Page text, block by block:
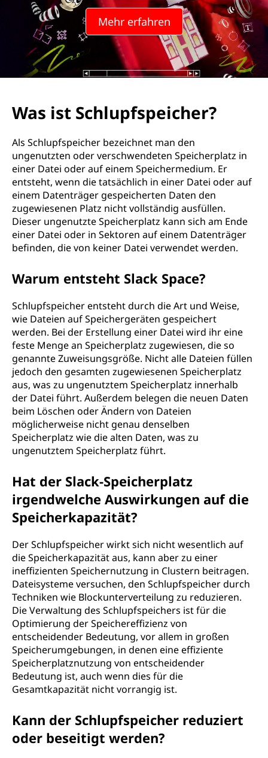
s
h
Mehr erfahren
Was ist Schlupfspeicher?
Als Schlupfspeicher bezeichnet man den
ungenutzten oder verschwendeten Speicherplatz in
einer Datei oder auf einem Speichermedium. Er
entsteht, wenn die tatsächlich in einer Datei oder auf
einem Datenträger gespeicherten Daten den
zugewiesenen Platz nicht vollständig ausfüllen.
Dieser ungenutzte Speicherplatz kann sich am Ende
einer Datei oder in Sektoren auf einem Datenträger
befinden, die von keiner Datei verwendet werden.
Warum entsteht Slack Space?
Schlupfspeicher entsteht durch die Art und Weise,
wie Dateien auf Speichergeräten gespeichert
werden. Bei der Erstellung einer Datei wird ihr eine
feste Menge an Speicherplatz zugewiesen, die so
genannte Zuweisungsgröße. Nicht alle Dateien füllen
jedoch den gesamten zugewiesenen Speicherplatz
aus, was zu ungenutztem Speicherplatz innerhalb
der Datei führt. Außerdem belegen die neuen Daten
beim Löschen oder Ändern von Dateien
möglicherweise nicht genau denselben
Speicherplatz wie die alten Daten, was zu
ungenutztem Speicherplatz führt.
Hat der Slack-Speicherplatz
irgendwelche Auswirkungen auf die
Speicherkapazität?
Der Schlupfspeicher wirkt sich nicht wesentlich auf
die Speicherkapazität aus, kann aber zu einer
ineffizienten Speichernutzung in Clustern beitragen.
Dateisysteme versuchen, den Schlupfspeicher durch
Techniken wie Blockunterverteilung zu reduzieren.
Die Verwaltung des Schlupfspeichers ist für die
Optimierung der Speichereffizienz von
entscheidender Bedeutung, vor allem in großen
Speicherumgebungen, in denen eine effiziente
Speicherplatznutzung von entscheidender
Bedeutung ist, auch wenn dies für die
Gesamtkapazität nicht vorrangig ist.
Kann der Schlupfspeicher reduziert
oder beseitigt werden?